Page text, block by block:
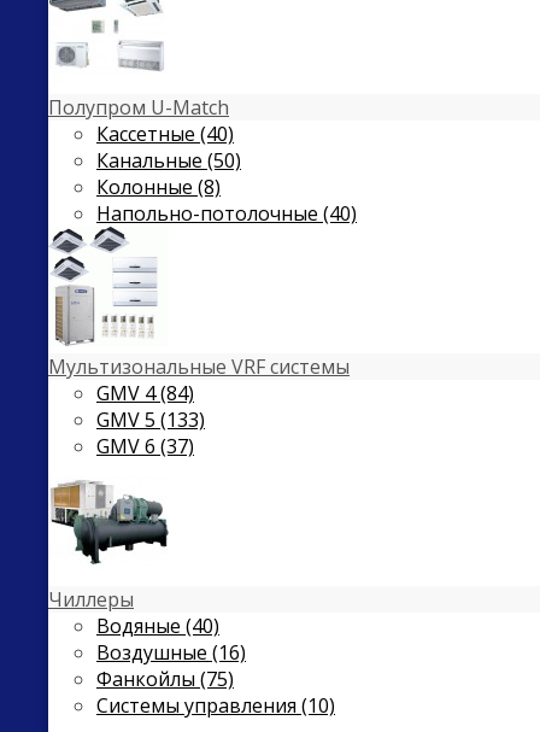
Полупром U-Match
Кассетные (40)
Канальные (50)
Колонные (8)
Напольно-потолочные (40)
Мультизональные VRF системы
GMV 4 (84)
GMV 5 (133)
GMV 6 (37)
Чиллеры
Водяные (40)
Воздушные (16)
Фанкойлы (75)
Системы управления (10)